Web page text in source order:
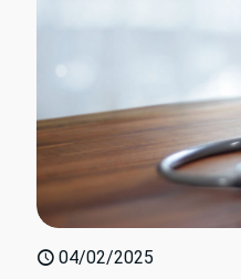
04/02/2025